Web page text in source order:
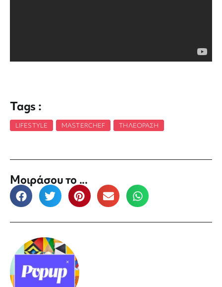
Tags :
LIFESTYLE MASTERCHEF ΤΗΛΕΌΡΑΣΗ
Μοιράσου το ...